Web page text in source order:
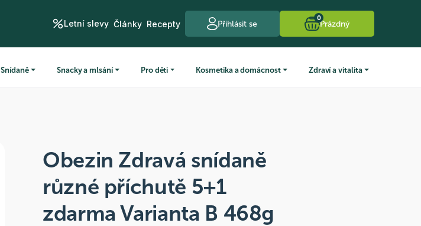
Letní slevy Články Recepty Přihlásit se
0
Prázdný
Snídaně Snacky a mlsání Pro děti Kosmetika a domácnost Zdraví a vitalita
Obezin Zdravá snídaně
různé příchutě 5+1
zdarma Varianta B 468g